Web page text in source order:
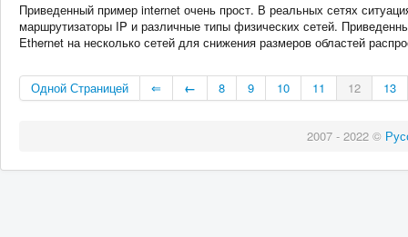
Приведенный пример internet очень прост. В реальных сетях
маршрутизаторы IP и различные типы физических сетей.
Ethernet на несколько сетей для снижения размеров областей
Одной Страницей ⇐ ← 8 9 10 11 12 13
2007 - 2022 ©